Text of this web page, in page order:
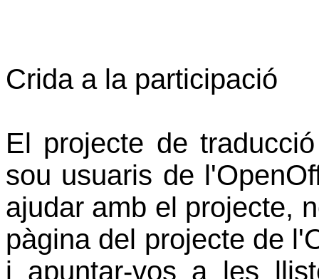
Crida a la participació
El projecte de
sou usuaris de
ajudar amb el projecte,
pàgina del projecte de
i apuntar-vos a les